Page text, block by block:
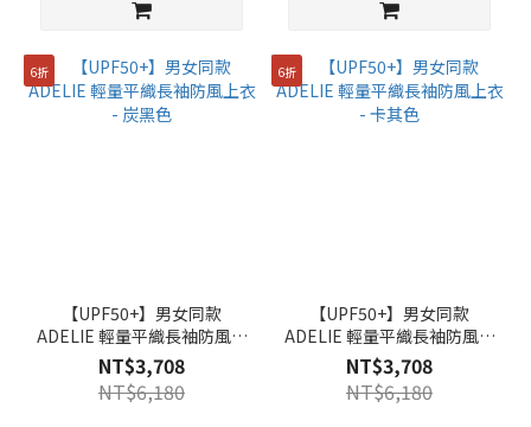
6折
【UPF50+】男女同款
ADELIE 輕量平織長袖防風上
衣 - 炭黑色
NT$3,708
NT$6,180
6折
【UPF50+】男女同款
ADELIE 輕量平織長袖防風上
衣 - 卡其色
NT$3,708
NT$6,180